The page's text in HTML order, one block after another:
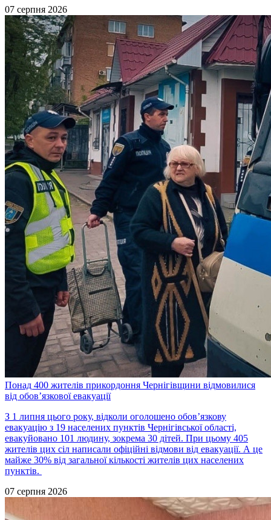
07 серпня 2026
Понад 400 жителів прикордоння Чернігівщини відмовилися
від обов’язкової евакуації
З 1 липня цього року, відколи оголошено обов’язкову
евакуацію з 19 населених пунктів Чернігівської області,
евакуйовано 101 людину, зокрема 30 дітей. При цьому 405
жителів цих сіл написали офіційні відмови від евакуації. А це
майже 30% від загальної кількості жителів цих населених
пунктів.
07 серпня 2026